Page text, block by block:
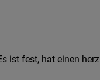
ist fest, hat einen